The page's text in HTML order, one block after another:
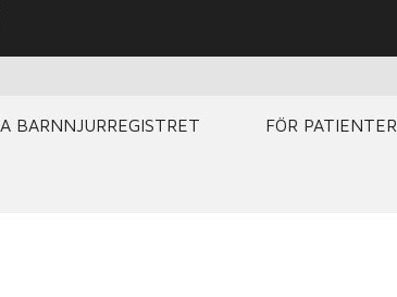
BARNNJURREGISTRET FÖR PATIENTER